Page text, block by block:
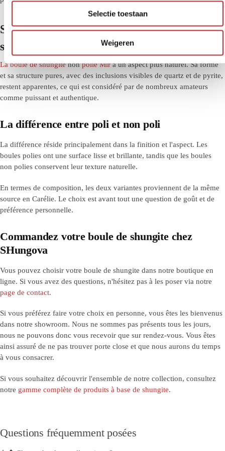
c
e
Selectie toestaan
Weigeren
Sphère de shungite Mir - non polie - avec
support
La boule de shungitenonpolie Mira un aspect plus naturel. Sa forme
et sa structure pures, avec des inclusions visibles de quartz et de pyrite,
restent apparentes, ce qui est considéré par de nombreux amateurs
comme puissant et authentique.
La différence entre poli et non poli
La différence réside principalement dans la finition et l'aspect. Les
boules polies ont une surface lisse et brillante, tandis que les boules
non polies conservent leur texture naturelle.
En termes de composition, les deux variantes proviennent de la même
source en Carélie. Le choix est avant tout une question de goût et de
préférence personnelle.
Commandez votre boule de shungite chez
SHungova
Vous pouvez choisir votre boule de shungite dans notre boutique en
ligne. Si vous avez des questions, n'hésitez pas à les poser via notre
page de contact.
Si vous préférez faire votre choix en personne, vous êtes les bienvenus
dans notre showroom. Nous ne sommes pas présents tous les jours,
nous ne pouvons donc vous recevoir que sur rendez-vous. Vous êtes
ainsi assuré de ne pas trouver porte close et que nous aurons du temps
à vous consacrer.
Si vous souhaitez découvrir l'ensemble de notre collection, consultez
notre gamme complète de produits à base de shungite.
Questions fréquemment posées